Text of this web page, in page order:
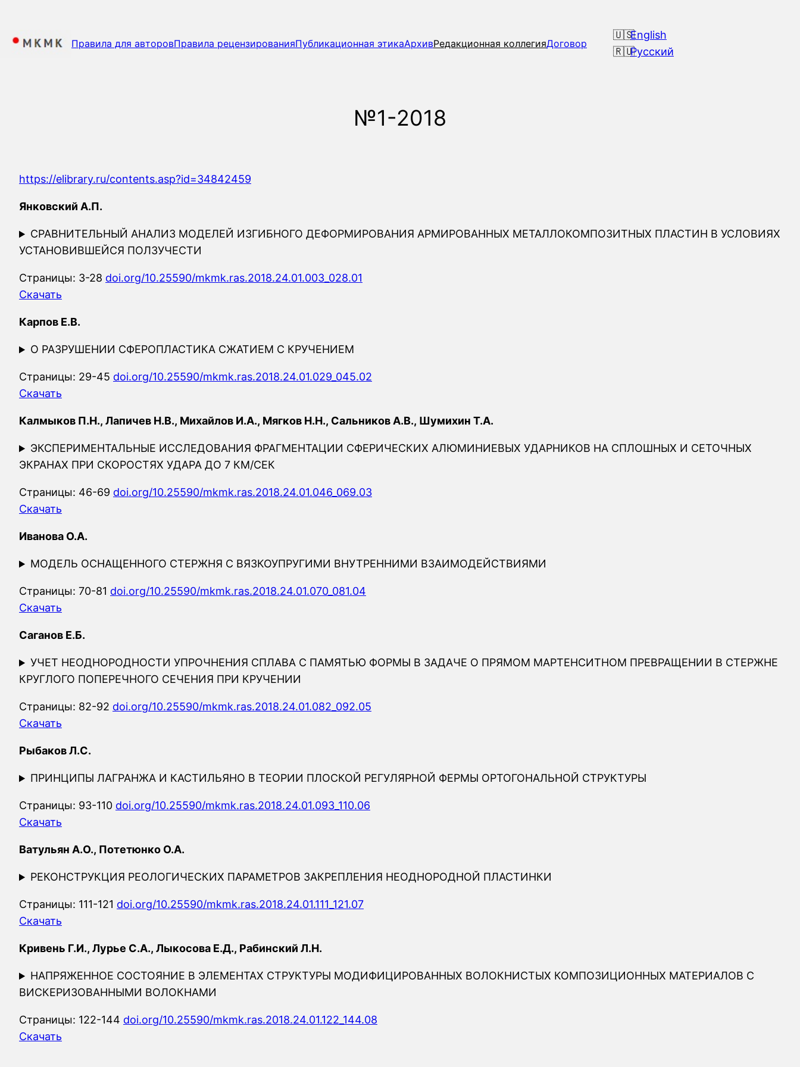
содержимомуПравила для авторовПравила рецензированияПубликационная этикаАрхивРедакционная коллегияДоговор
English
Русский
№1-2018
https://elibrary.ru/contents.asp?id=34842459
Янковский А.П.
СРАВНИТЕЛЬНЫЙ АНАЛИЗ МОДЕЛЕЙ ИЗГИБНОГО ДЕФОРМИРОВАНИЯ АРМИРОВАННЫХ МЕТАЛЛОКОМПОЗИТНЫХ ПЛАСТИН В УСЛОВИЯХ
УСТАНОВИВШЕЙСЯ ПОЛЗУЧЕСТИ
Страницы: 3-28 doi.org/10.25590/mkmk.ras.2018.24.01.003_028.01
Скачать
Карпов Е.В.
О РАЗРУШЕНИИ СФЕРОПЛАСТИКА СЖАТИЕМ С КРУЧЕНИЕМ
Страницы: 29-45 doi.org/10.25590/mkmk.ras.2018.24.01.029_045.02
Скачать
Калмыков П.Н., Лапичев Н.В., Михайлов И.А., Мягков Н.Н., Сальников А.В., Шумихин Т.А.
ЭКСПЕРИМЕНТАЛЬНЫЕ ИССЛЕДОВАНИЯ ФРАГМЕНТАЦИИ СФЕРИЧЕСКИХ АЛЮМИНИЕВЫХ УДАРНИКОВ НА СПЛОШНЫХ И СЕТОЧНЫХ
ЭКРАНАХ ПРИ СКОРОСТЯХ УДАРА ДО 7 КМ/СЕК
Страницы: 46-69 doi.org/10.25590/mkmk.ras.2018.24.01.046_069.03
Скачать
Иванова О.А.
МОДЕЛЬ ОСНАЩЕННОГО СТЕРЖНЯ С ВЯЗКОУПРУГИМИ ВНУТРЕННИМИ ВЗАИМОДЕЙСТВИЯМИ
Страницы: 70-81 doi.org/10.25590/mkmk.ras.2018.24.01.070_081.04
Скачать
Саганов Е.Б.
УЧЕТ НЕОДНОРОДНОСТИ УПРОЧНЕНИЯ СПЛАВА С ПАМЯТЬЮ ФОРМЫ В ЗАДАЧЕ О ПРЯМОМ МАРТЕНСИТНОМ ПРЕВРАЩЕНИИ В СТЕРЖНЕ
КРУГЛОГО ПОПЕРЕЧНОГО СЕЧЕНИЯ ПРИ КРУЧЕНИИ
Страницы: 82-92 doi.org/10.25590/mkmk.ras.2018.24.01.082_092.05
Скачать
Рыбаков Л.С.
ПРИНЦИПЫ ЛАГРАНЖА И КАСТИЛЬЯНО В ТЕОРИИ ПЛОСКОЙ РЕГУЛЯРНОЙ ФЕРМЫ ОРТОГОНАЛЬНОЙ СТРУКТУРЫ
Страницы: 93-110 doi.org/10.25590/mkmk.ras.2018.24.01.093_110.06
Скачать
Ватульян А.О., Потетюнко О.А.
РЕКОНСТРУКЦИЯ РЕОЛОГИЧЕСКИХ ПАРАМЕТРОВ ЗАКРЕПЛЕНИЯ НЕОДНОРОДНОЙ ПЛАСТИНКИ
Страницы: 111-121 doi.org/10.25590/mkmk.ras.2018.24.01.111_121.07
Скачать
Кривень Г.И., Лурье С.А., Лыкосова Е.Д., Рабинский Л.Н.
НАПРЯЖЕННОЕ СОСТОЯНИЕ В ЭЛЕМЕНТАХ СТРУКТУРЫ МОДИФИЦИРОВАННЫХ ВОЛОКНИСТЫХ КОМПОЗИЦИОННЫХ МАТЕРИАЛОВ С
ВИСКЕРИЗОВАННЫМИ ВОЛОКНАМИ
Страницы: 122-144 doi.org/10.25590/mkmk.ras.2018.24.01.122_144.08
Скачать